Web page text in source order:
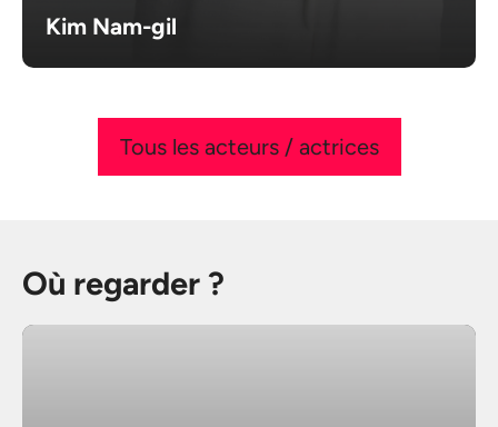
Kim Nam-gil
Tous les acteurs / actrices
Où regarder ?